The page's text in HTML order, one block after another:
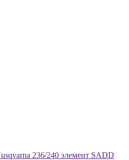
236/240 элемент SADD